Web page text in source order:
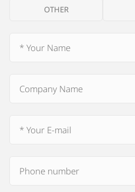
OTHER